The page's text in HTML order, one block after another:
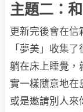
主題二：
更新完後會在信
「夢美」收集
躺在床上睡覺，
實一樣隨意地在
或是邀請別人